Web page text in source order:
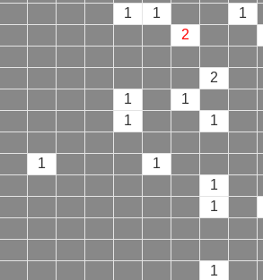
1 1 1
2
2
1 1
1 1
1 1
1
1
1